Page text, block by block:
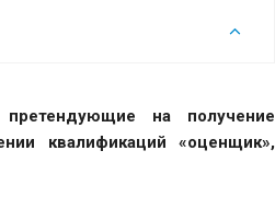
на получение
квалификаций «оценщик»,